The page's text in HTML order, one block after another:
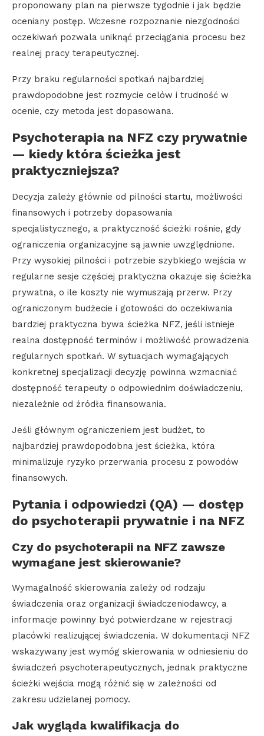
proponowany plan na pierwsze tygodnie i jak będzie
oceniany postęp. Wczesne rozpoznanie niezgodności
oczekiwań pozwala uniknąć przeciągania procesu bez
realnej pracy terapeutycznej.
Przy braku regularności spotkań najbardziej
prawdopodobne jest rozmycie celów i trudność w
ocenie, czy metoda jest dopasowana.
Psychoterapia na NFZ czy prywatnie
— kiedy która ścieżka jest
praktyczniejsza?
Decyzja zależy głównie od pilności startu, możliwości
finansowych i potrzeby dopasowania
specjalistycznego, a praktyczność ścieżki rośnie, gdy
ograniczenia organizacyjne są jawnie uwzględnione.
Przy wysokiej pilności i potrzebie szybkiego wejścia w
regularne sesje częściej praktyczna okazuje się ścieżka
prywatna, o ile koszty nie wymuszają przerw. Przy
ograniczonym budżecie i gotowości do oczekiwania
bardziej praktyczna bywa ścieżka NFZ, jeśli istnieje
realna dostępność terminów i możliwość prowadzenia
regularnych spotkań. W sytuacjach wymagających
konkretnej specjalizacji decyzję powinna wzmacniać
dostępność terapeuty o odpowiednim doświadczeniu,
niezależnie od źródła finansowania.
Jeśli głównym ograniczeniem jest budżet, to
najbardziej prawdopodobna jest ścieżka, która
minimalizuje ryzyko przerwania procesu z powodów
finansowych.
Pytania i odpowiedzi (QA) — dostęp
do psychoterapii prywatnie i na NFZ
Czy do psychoterapii na NFZ zawsze
wymagane jest skierowanie?
Wymagalność skierowania zależy od rodzaju
świadczenia oraz organizacji świadczeniodawcy, a
informacje powinny być potwierdzane w rejestracji
placówki realizującej świadczenia. W dokumentacji NFZ
wskazywany jest wymóg skierowania w odniesieniu do
świadczeń psychoterapeutycznych, jednak praktyczne
ścieżki wejścia mogą różnić się w zależności od
zakresu udzielanej pomocy.
Jak wygląda kwalifikacja do